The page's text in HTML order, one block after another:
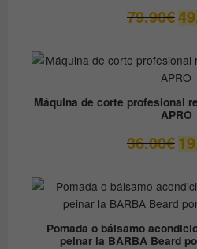
79.90€ El
era:
Máquina de corte profesional
APRO
36.00€ El
era:
Pomada o bálsamo
peinar la BARBA Beard